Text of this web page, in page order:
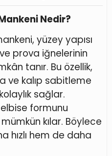
Nedir?
yüzey yapısı
prova iğnelerinin
tanır. Bu özellik,
ve kalıp sabitleme
sağlar.
formunu
kılar. Böylece
hızlı hem de daha